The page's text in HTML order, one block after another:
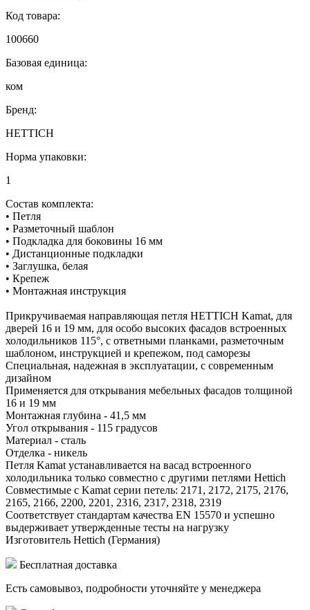
Код товара:
100660
Базовая единица:
ком
Бренд:
HETTICH
Норма упаковки:
1
Состав комплекта:
• Петля
• Разметочный шаблон
• Подкладка для боковины 16 мм
• Дистанционные подкладки
• Заглушка, белая
• Крепеж
• Монтажная инструкция
Прикручиваемая направляющая петля HETTICH Kamat, для
дверей 16 и 19 мм, для особо высоких фасадов встроенных
холодильников 115°, с ответными планками, разметочным
шаблоном, инструкцией и крепежом, под саморезы
Специальная, надежная в эксплуатации, с современным
дизайном
Применяется для открывания мебельных фасадов толщиной
16 и 19 мм
Монтажная глубина - 41,5 мм
Угол открывания - 115 градусов
Материал - сталь
Отделка - никель
Петля Kamat устанавливается на васад встроенного
холодильника только совместно с другими петлями Hettich
Совместимые с Kamat серии петель: 2171, 2172, 2175, 2176,
2165, 2166, 2200, 2201, 2316, 2317, 2318, 2319
Соответствует стандартам качества EN 15570 и успешно
выдерживает утвержденные тесты на нагрузку
Изготовитель Hettich (Германия)
Бесплатная доставка
Есть самовывоз, подробности уточняйте у менеджера